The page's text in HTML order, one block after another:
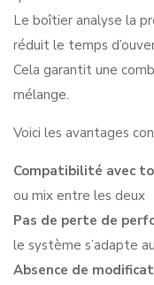
Le boîtier analyse la
réduit le temps
Cela garantit une
mélange.
Voici les avantages
Compatibilité avec
ou mix entre les deux
Pas de perte de
le système s’adapte
Absence de